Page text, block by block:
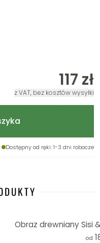
117 zł
z VAT, bez kosztów wysyłki
Dostępny od ręki: 1-3 dni robocze
Obraz drewniany Sisi
od